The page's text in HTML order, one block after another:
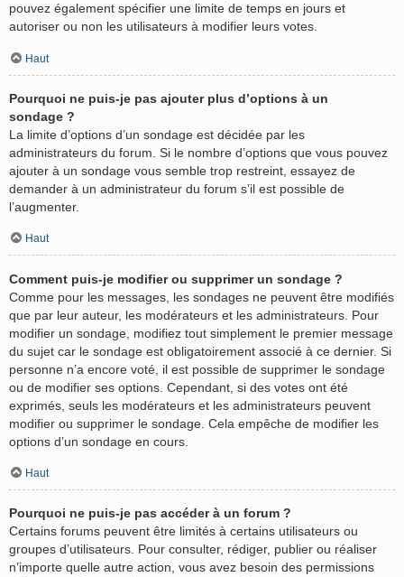
pouvez également spécifier une limite de temps en jours et
autoriser ou non les utilisateurs à modifier leurs votes.
Haut
Pourquoi ne puis-je pas ajouter plus d’options à un
sondage ?
La limite d’options d’un sondage est décidée par les
administrateurs du forum. Si le nombre d’options que vous pouvez
ajouter à un sondage vous semble trop restreint, essayez de
demander à un administrateur du forum s’il est possible de
l’augmenter.
Haut
Comment puis-je modifier ou supprimer un sondage ?
Comme pour les messages, les sondages ne peuvent être modifiés
que par leur auteur, les modérateurs et les administrateurs. Pour
modifier un sondage, modifiez tout simplement le premier message
du sujet car le sondage est obligatoirement associé à ce dernier. Si
personne n’a encore voté, il est possible de supprimer le sondage
ou de modifier ses options. Cependant, si des votes ont été
exprimés, seuls les modérateurs et les administrateurs peuvent
modifier ou supprimer le sondage. Cela empêche de modifier les
options d’un sondage en cours.
Haut
Pourquoi ne puis-je pas accéder à un forum ?
Certains forums peuvent être limités à certains utilisateurs ou
groupes d’utilisateurs. Pour consulter, rédiger, publier ou réaliser
n’importe quelle autre action, vous avez besoin des permissions